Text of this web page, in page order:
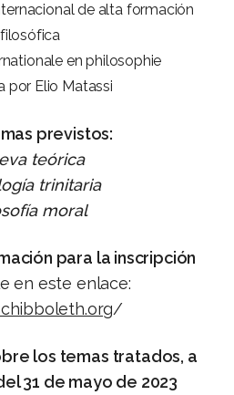
de alta formación
filosófica
en philosophie
por Elio Matassi
previstos:
teórica
trinitaria
moral
para la inscripción
en este enlace:
/
los temas tratados, a
31 de mayo de 2023